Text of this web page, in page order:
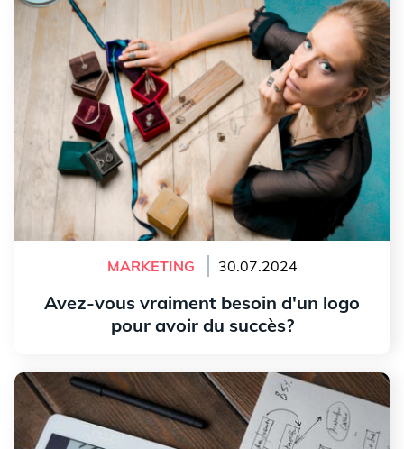
MARKETING 30.07.2024
Avez-vous vraiment besoin d'un logo
pour avoir du succès?
succès?
Pourquoi faire une étude de marché avant de créer
son logo?